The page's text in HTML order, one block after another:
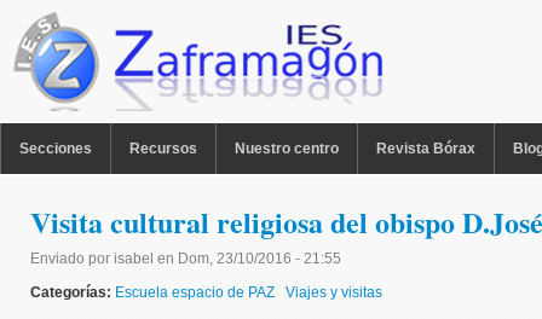
Pasar al contenido principal
Secciones Recursos Nuestro centro Revista Bórax
Visita cultural religiosa del obispo
Enviado por isabel en Dom, 23/10/2016 - 21:55
Categorías: Escuela espacio de PAZ Viajes y visitas